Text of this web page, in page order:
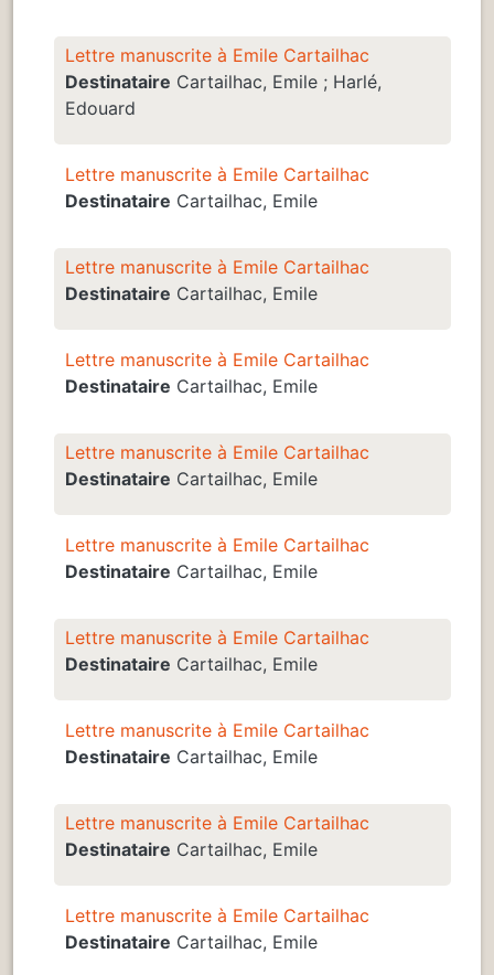
Lettre manuscrite à Emile Cartailhac
Destinataire Cartailhac, Emile ; Harlé,
Edouard
Lettre manuscrite à Emile Cartailhac
Destinataire Cartailhac, Emile
Lettre manuscrite à Emile Cartailhac
Destinataire Cartailhac, Emile
Lettre manuscrite à Emile Cartailhac
Destinataire Cartailhac, Emile
Lettre manuscrite à Emile Cartailhac
Destinataire Cartailhac, Emile
Lettre manuscrite à Emile Cartailhac
Destinataire Cartailhac, Emile
Lettre manuscrite à Emile Cartailhac
Destinataire Cartailhac, Emile
Lettre manuscrite à Emile Cartailhac
Destinataire Cartailhac, Emile
Lettre manuscrite à Emile Cartailhac
Destinataire Cartailhac, Emile
Lettre manuscrite à Emile Cartailhac
Destinataire Cartailhac, Emile